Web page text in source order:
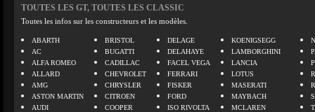
TOUTES LES GT, TOUTES LES CLASSIC
Toutes les infos sur les constructeurs et les modèles.
ABARTH
AC
ALFA ROMEO
ALLARD
AMG
ASTON MARTIN
AUDI
BRISTOL
BUGATTI
CADILLAC
CHEVROLET
CHRYSLER
CITROEN
COOPER
DELAGE
DELAHAYE
FACEL VEGA
FERRARI
FISKER
FORD
ISO RIVOLTA
KOENIGSEGG
LAMBORGHINI
LANCIA
LOTUS
MASERATI
MAYBACH
MCLAREN